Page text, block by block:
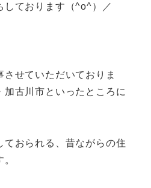
しております（^o^）／
させていただいておりま
加古川市といったところに
ておられる、昔ながらの住